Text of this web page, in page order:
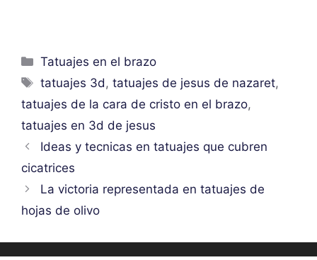
Categorías
Tatuajes en el brazo
Etiquetas
tatuajes 3d,tatuajes de jesus de nazaret,
tatuajes de la cara de cristo en el brazo,
tatuajes en 3d de jesus
Ideas y tecnicas en tatuajes que cubren
cicatrices
La victoria representada en tatuajes de
hojas de olivo